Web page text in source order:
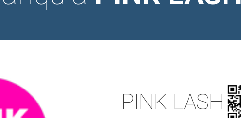
PINK LASH